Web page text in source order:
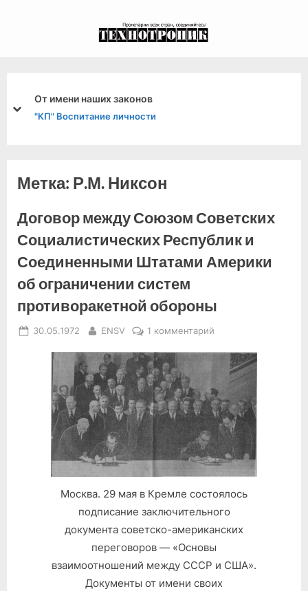
От имени наших законов
"КП" Воспитание личности
prev
next
Метка: Р.М. Никсон
Договор между Союзом Советских
Социалистических Республик и
Соединенными Штатами Америки
об ограничении систем
противоракетной обороны
Posted
30.05.1972 By
ENSV 1 комментарий
Договор
между
Союзом
Советских
Социалистических
Республик
и
Соединенными
Америки
об
ограничении
обороны
Москва. 29 мая в Кремле состоялось
подписание заключительного
документа советско-американских
переговоров — «Основы
взаимоотношений между СССР и США».
Документы от имени своих